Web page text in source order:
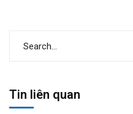
Tin liên quan